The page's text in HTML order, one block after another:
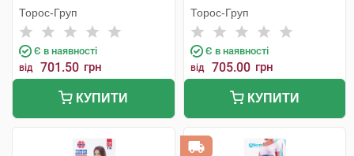
Торос-Груп
Є в наявності
від 701.50 грн
КУПИТИ
7 1 шт
Торос-Груп
Є в наявності
від 705.00 грн
КУПИТИ